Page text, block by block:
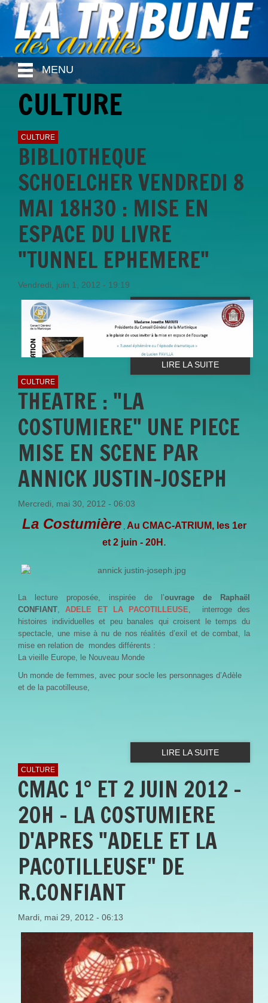
MENU
CULTURE
CULTURE
BIBLIOTHEQUE
SCHOELCHER VENDREDI 8
MAI 18H30 : MISE EN
ESPACE DU LIVRE
"TUNNEL EPHEMERE"
Vendredi, juin 1, 2012 - 19:19
LIRE LA SUITE
CULTURE
THEATRE : "LA
COSTUMIERE" UNE PIECE
MISE EN SCENE PAR
ANNICK JUSTIN-JOSEPH
Mercredi, mai 30, 2012 - 06:03
La Costumière, Au CMAC-ATRIUM, les 1er
et 2 juin - 20H .
La lecture proposée, inspirée de l’ouvrage de Raphaël
CONFIANT
ADELE ET LA PACOTILLEUSE , interroge des
histoires individuelles et peu banales qui croisent le temps du
spectacle, une mise à nu de nos réalités d’exil et de combat, la
mise en relation de mondes différents :
La vieille Europe, le Nouveau Monde
Un monde de femmes, avec pour socle les personnages d’Adèle
et de la pacotilleuse,
LIRE LA SUITE
CULTURE
CMAC 1° ET 2 JUIN 2012 -
20H - LA COSTUMIERE
D'APRES "ADELE ET LA
PACOTILLEUSE" DE
R.CONFIANT
Mardi, mai 29, 2012 - 06:13